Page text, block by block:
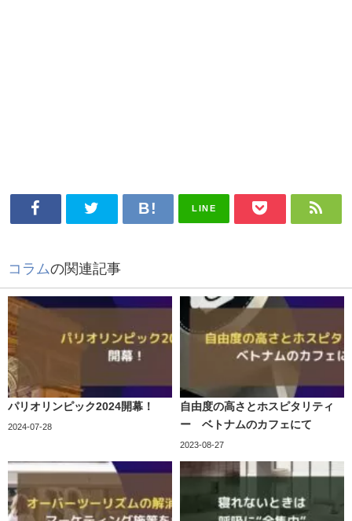
LINE
コラムの関連記事
パリオリンピック2024開幕！
2024-07-28
自由度の高さとホスピタリティ
ー ベトナムのカフェにて
2023-08-27